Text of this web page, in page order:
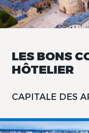
LES BONS
HÔTELIER
CAPITALE DES